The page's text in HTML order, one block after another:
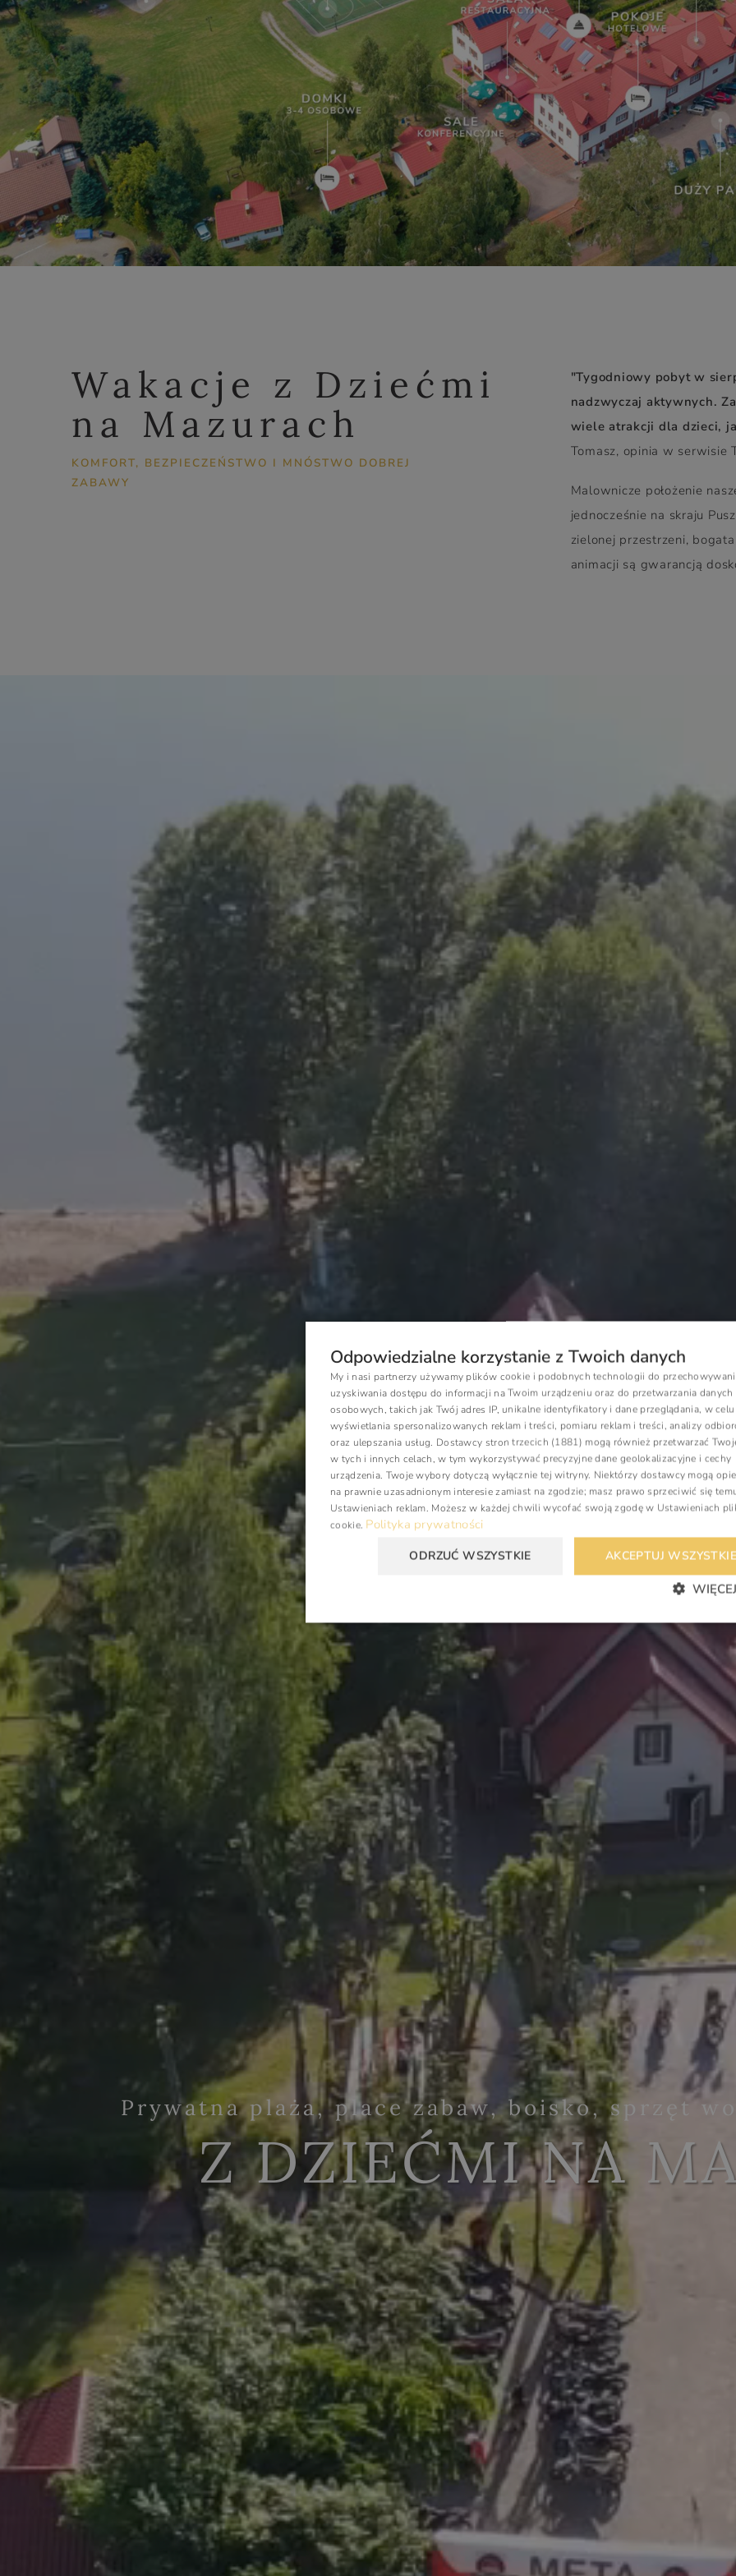
Wakacje z Dziećmi
na Mazurach
KOMFORT, BEZPIECZEŃSTWO I MNÓSTWO DOBREJ
ZABAWY
"Tygodniowy pobyt w
nadzwyczaj aktywnych.
wiele atrakcji dla dzieci,
Tomasz, opinia w serwisie
Malownicze położenie
jednocześnie na skraju
zielonej przestrzeni,
animacji są gwarancją
Z DZIEĆMI NA
Prywatna plaża, place zabaw, boisko, sprzęt
Odpowiedzialne korzystanie z Twoich danych
My i nasi partnerzy używamy plików cookie i podobnych technologii do
uzyskiwania dostępu do informacji na Twoim urządzeniu oraz do przetwarzania danych
osobowych, takich jak Twój adres IP, unikalne identyfikatory i dane przeglądania, w celu
wyświetlania spersonalizowanych reklam i treści, pomiaru reklam i treści, analizy
oraz ulepszania usług. Dostawcy stron trzecich (1881) mogą również przetwarzać
w tych i innych celach, w tym wykorzystywać precyzyjne dane geolokalizacyjne i cechy
urządzenia. Twoje wybory dotyczą wyłącznie tej witryny. Niektórzy dostawcy mogą
na prawnie uzasadnionym interesie zamiast na zgodzie; masz prawo sprzeciwić się
Ustawieniach reklam. Możesz w każdej chwili wycofać swoją zgodę w Ustawieniach
cookie. Polityka prywatności
AKCEPTUJ WSZYSTKIE
ODRZUĆ WSZYSTKIE